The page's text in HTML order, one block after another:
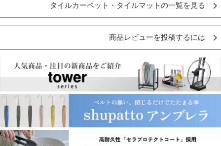
タイルカーペット・タイルマットの一覧を見る
商品レビューを投稿するには